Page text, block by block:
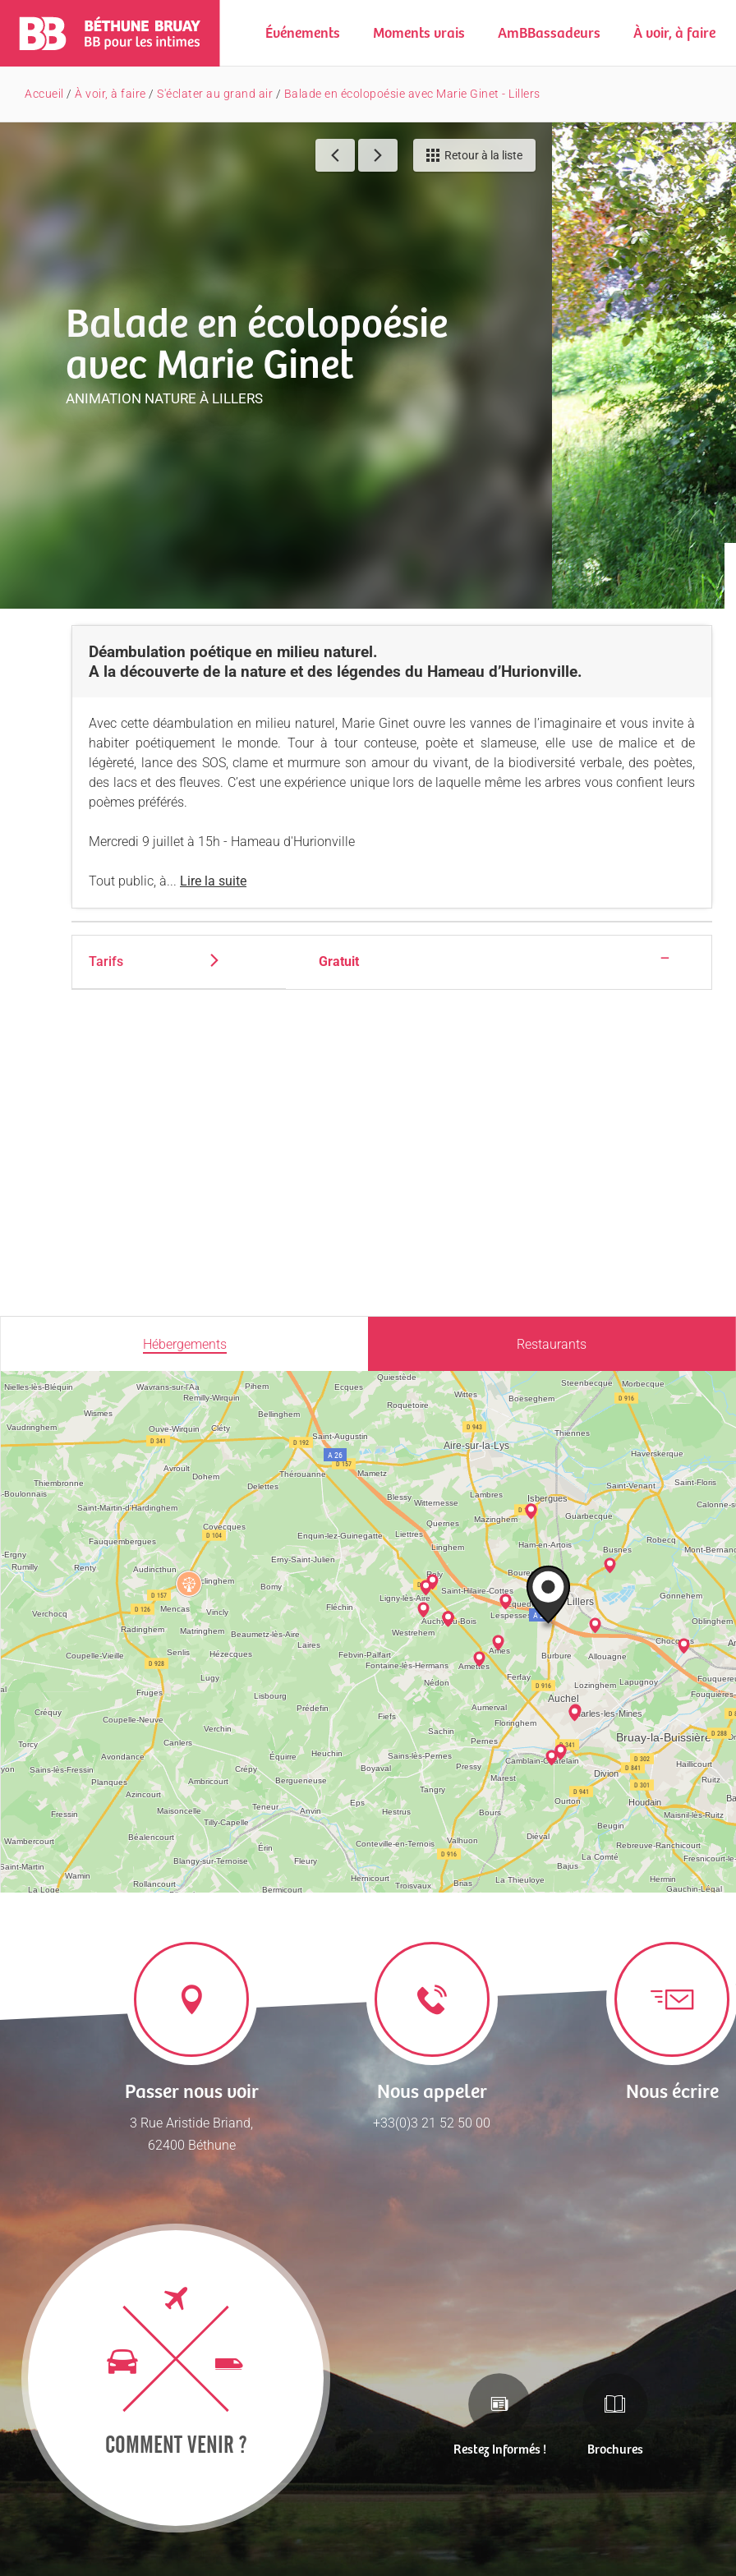
Événements Moments vrais AmBBassadeurs À voir, à faire
Accueil / À voir, à faire / S'éclater au grand air / Balade en écolopoésie avec Marie Ginet - Lillers
Retour à la liste
Balade en écolopoésie
avec Marie Ginet
ANIMATION NATURE À LILLERS
Déambulation poétique en milieu naturel.
A la découverte de la nature et des légendes du Hameau d’Hurionville.
Avec cette déambulation en milieu naturel, Marie Ginet ouvre les vannes de l’imaginaire et vous invite à
habiter poétiquement le monde. Tour à tour conteuse, poète et slameuse, elle use de malice et de
légèreté, lance des SOS, clame et murmure son amour du vivant, de la biodiversité verbale, des poètes,
des lacs et des fleuves. C’est une expérience unique lors de laquelle même les arbres vous confient leurs
poèmes préférés.
Mercredi 9 juillet à 15h - Hameau d'Hurionville
Tout public, à... Lire la suite
Tarifs Gratuit —
Hébergements Restaurants
Passer nous voir
3 Rue Aristide Briand,
62400 Béthune
Nous appeler
+33(0)3 21 52 50 00
Nous écrire
COMMENT VENIR ? Restez Informés ! Brochures